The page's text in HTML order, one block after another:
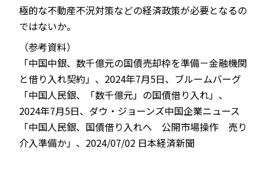
極的な不動産不況対策などの経済政策が必要となるの
ではないか。
（参考資料）
「中国中銀、数千億元の国債売却枠を準備－金融機関
と借り入れ契約」、2024年7月5日、ブルームバーグ
「中国人民銀、「数千億元」の国債借り入れ」、
2024年7月5日、ダウ・ジョーンズ中国企業ニュース
「中国人民銀、国債借り入れへ 公開市場操作 売り
介入準備か」、2024/07/02 日本経済新聞